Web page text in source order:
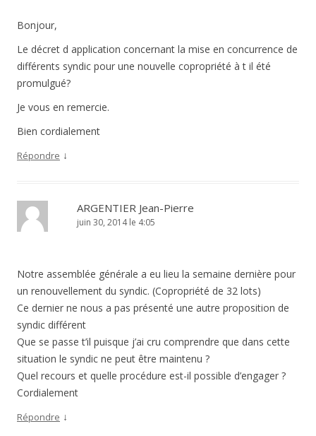
Bonjour,
Le décret d application concernant la mise en concurrence de
différents syndic pour une nouvelle copropriété à t il été
promulgué?
Je vous en remercie.
Bien cordialement
Répondre ↓
ARGENTIER Jean-Pierre
juin 30, 2014 le 4:05
Notre assemblée générale a eu lieu la semaine dernière pour
un renouvellement du syndic. (Copropriété de 32 lots)
Ce dernier ne nous a pas présenté une autre proposition de
syndic différent
Que se passe t’il puisque j’ai cru comprendre que dans cette
situation le syndic ne peut être maintenu ?
Quel recours et quelle procédure est-il possible d’engager ?
Cordialement
Répondre ↓